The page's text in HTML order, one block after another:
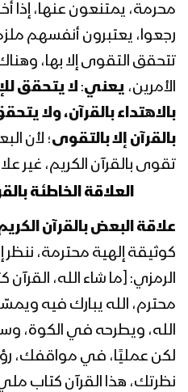
المحاضرة
لقائد الثورة
الحوثي 30 رمضان 1441هـ
المحاضرة
الثورة السيد
المحاضرة
لقائد الثورة
المحاضرة
لقائد الثورة
المحاضرة
لقائد الثورة
الحوثي 1441هـ
محرمة، يمتنعون عنها، إذا
رجعوا، يعتبرون أنفسهم
تتحقق التقوى إلا بها،
الأمرين، يعني: لا يتحقق
بالاهتداء بالقرآن، ولا
بالقرآن إلا بالتقوى؛ لأن
تقوى بالقرآن الكريم، غير
العلاقة الخاطئة
علاقة البعض بالقرآن
كوثيقة إلهية محترمة، ننظر
الرمزي: [ما شاء الله،
محترم، الله يبارك فيه
الله، ويطرحه في الكوة،
لكن عمليًا، في مواقفك،
نظرتك، هذا القرآن كتاب مليء